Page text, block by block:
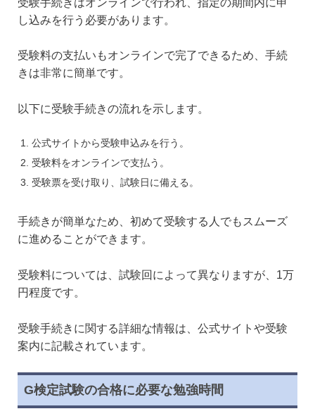
し込みを行う必要があります。
受験料の支払いもオンラインで完了できるため、手続
きは非常に簡単です。
以下に受験手続きの流れを示します。
公式サイトから受験申込みを行う。
受験料をオンラインで支払う。
受験票を受け取り、試験日に備える。
手続きが簡単なため、初めて受験する人でもスムーズ
に進めることができます。
受験料については、試験回によって異なりますが、1万
円程度です。
受験手続きに関する詳細な情報は、公式サイトや受験
案内に記載されています。
G検定試験の合格に必要な勉強時間